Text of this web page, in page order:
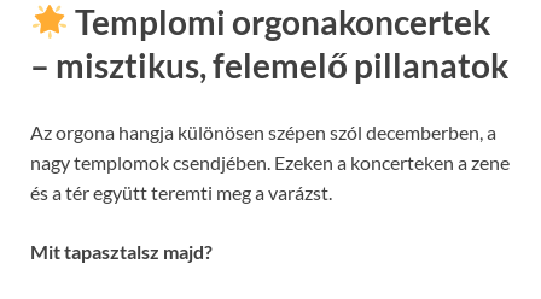
Templomi orgonakoncertek
– misztikus, felemelő pillanatok
Az orgona hangja különösen szépen szól decemberben, a
nagy templomok csendjében. Ezeken a koncerteken a zene
és a tér együtt teremti meg a varázst.
Mit tapasztalsz majd?